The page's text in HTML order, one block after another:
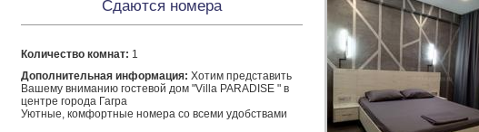
Сдаются номера
Количество комнат: 1
Дополнительная информация: Хотим представить
Вашему вниманию гостевой дом "Villa PARADISE " в
центре города Гагра
Уютные, комфортные номера со всеми удобствами